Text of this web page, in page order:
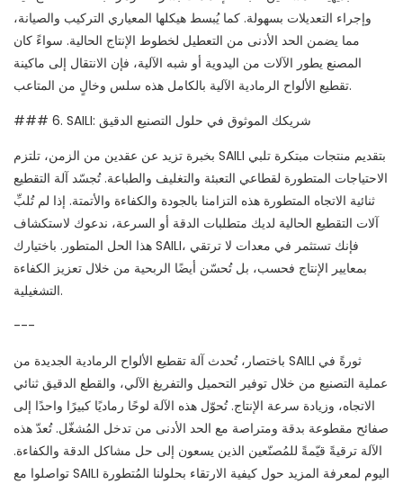
وإجراء التعديلات بسهولة. كما يُبسط هيكلها المعياري التركيب والصيانة،
مما يضمن الحد الأدنى من التعطيل لخطوط الإنتاج الحالية. سواءً كان
المصنع يطور الآلات من اليدوية أو شبه الآلية، فإن الانتقال إلى ماكينة
تقطيع الألواح الرمادية الآلية بالكامل هذه سلس وخالٍ من المتاعب.
### 6. SAILI: شريكك الموثوق في حلول التصنيع الدقيق
بخبرة تزيد عن عقدين من الزمن، تلتزم SAILI بتقديم منتجات مبتكرة تلبي
الاحتياجات المتطورة لقطاعي التعبئة والتغليف والطباعة. تُجسّد آلة التقطيع
ثنائية الاتجاه المتطورة هذه التزامنا بالجودة والكفاءة والأتمتة. إذا لم تُلبِّ
آلات التقطيع الحالية لديك متطلبات الدقة أو السرعة، ندعوك لاستكشاف
هذا الحل المتطور. باختيارك SAILI، فإنك تستثمر في معدات لا ترتقي
بمعايير الإنتاج فحسب، بل تُحسّن أيضًا الربحية من خلال تعزيز الكفاءة
التشغيلية.
---
باختصار، تُحدث آلة تقطيع الألواح الرمادية الجديدة من SAILI ثورةً في
عملية التصنيع من خلال توفير التحميل والتفريغ الآلي، والقطع الدقيق ثنائي
الاتجاه، وزيادة سرعة الإنتاج. تُحوّل هذه الآلة لوحًا رماديًا كبيرًا واحدًا إلى
صفائح مقطوعة بدقة ومتراصة مع الحد الأدنى من تدخل المُشغّل. تُعدّ هذه
الآلة ترقيةً قيّمةً للمُصنّعين الذين يسعون إلى حل مشاكل الدقة والكفاءة.
تواصلوا مع SAILI اليوم لمعرفة المزيد حول كيفية الارتقاء بحلولنا المُتطورة